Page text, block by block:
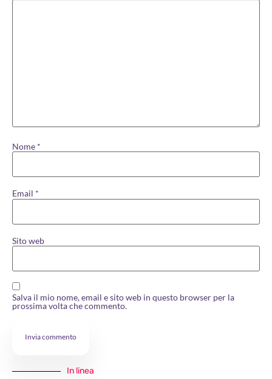
Nome *
Email *
Sito web
Salva il mio nome, email e sito web in questo browser per la
prossima volta che commento.
In linea